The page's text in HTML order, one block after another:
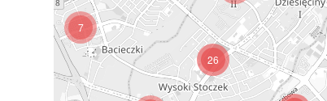
7
26